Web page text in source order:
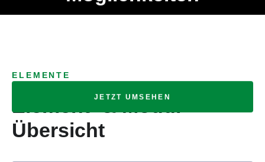
JETZT UMSEHEN
ELEMENTE
Element- & Modul-
Übersicht